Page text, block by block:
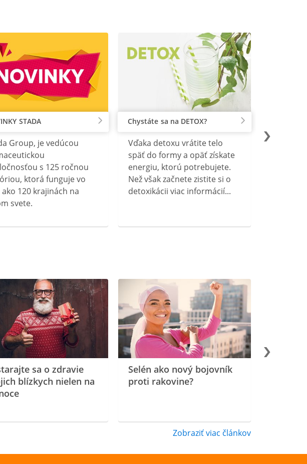
STADA
Group, je vedúcou
s 125 ročnou
ktorá funguje vo
ako 120 krajinách na
svete.
Chystáte sa na DETOX?
Vďaka detoxu vrátite telo
späť do formy a opäť získate
energiu, ktorú potrebujete.
Než však začnete zistite si o
detoxikácii viac informácií...
sa o zdravie
blízkych nielen na
Selén ako nový bojovník
proti rakovine?
Zobraziť viac článkov